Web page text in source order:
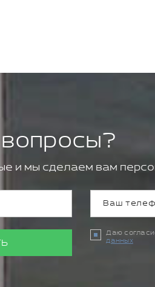
и мы сделаем вам
Даю
данных